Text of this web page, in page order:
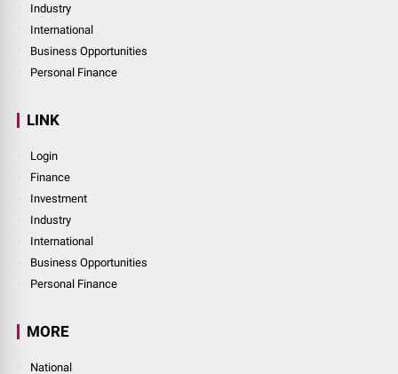
Industry
International
Business Opportunities
Personal Finance
LINK
Login
Finance
Investment
Industry
International
Business Opportunities
Personal Finance
MORE
National